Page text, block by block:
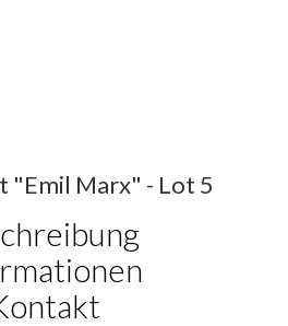
"Emil Marx" - Lot 5